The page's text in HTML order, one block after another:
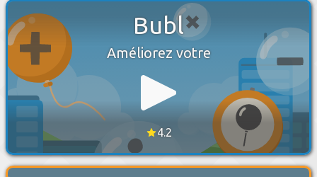
Bubl
Améliorez votre
4.2